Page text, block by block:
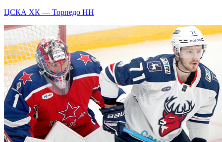
ЦСКА ХК — Торпедо НН